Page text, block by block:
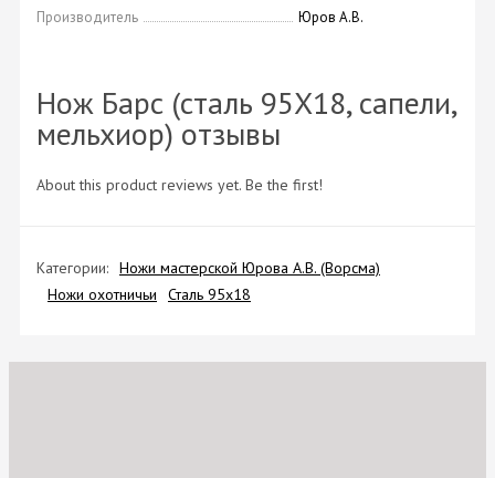
Производитель
Юров А.В.
Нож Барс (сталь 95X18, сапели,
мельхиор) отзывы
About this product reviews yet. Be the first!
Категории: Ножи мастерской Юрова А.В. (Ворсма)
Ножи охотничьи
Сталь 95х18